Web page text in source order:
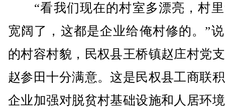
“看我们现在的村室多漂亮，村里
宽阔了，这都是企业给俺村修的。”
的村容村貌，民权县王桥镇赵庄村党
赵参田十分满意。这是民权县工商联
企业加强对脱贫村基础设施和人居环